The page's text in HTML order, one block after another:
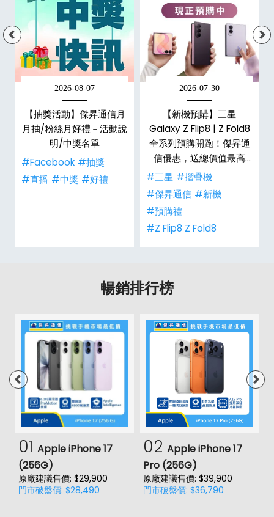
2026-08-07
【抽獎活動】傑昇通信月
月抽/粉絲月好禮－活動說
明/中獎名單
#Facebook #抽獎
#直播 #中獎 #好禮
2026-07-30
【新機預購】三星
Galaxy Z Flip8 | Z Fold8
全系列預購開跑！傑昇通
信優惠，送總價值最高
$2,180 好禮
#三星 #摺疊機
#傑昇通信 #新機
#預購禮
#Z Flip8 Z Fold8
暢銷排行榜
01 Apple iPhone 17
(256G)
原廠建議售價: $29,900
門市破盤價: $28,490
02 Apple iPhone 17
Pro (256G)
原廠建議售價: $39,900
門市破盤價: $36,790